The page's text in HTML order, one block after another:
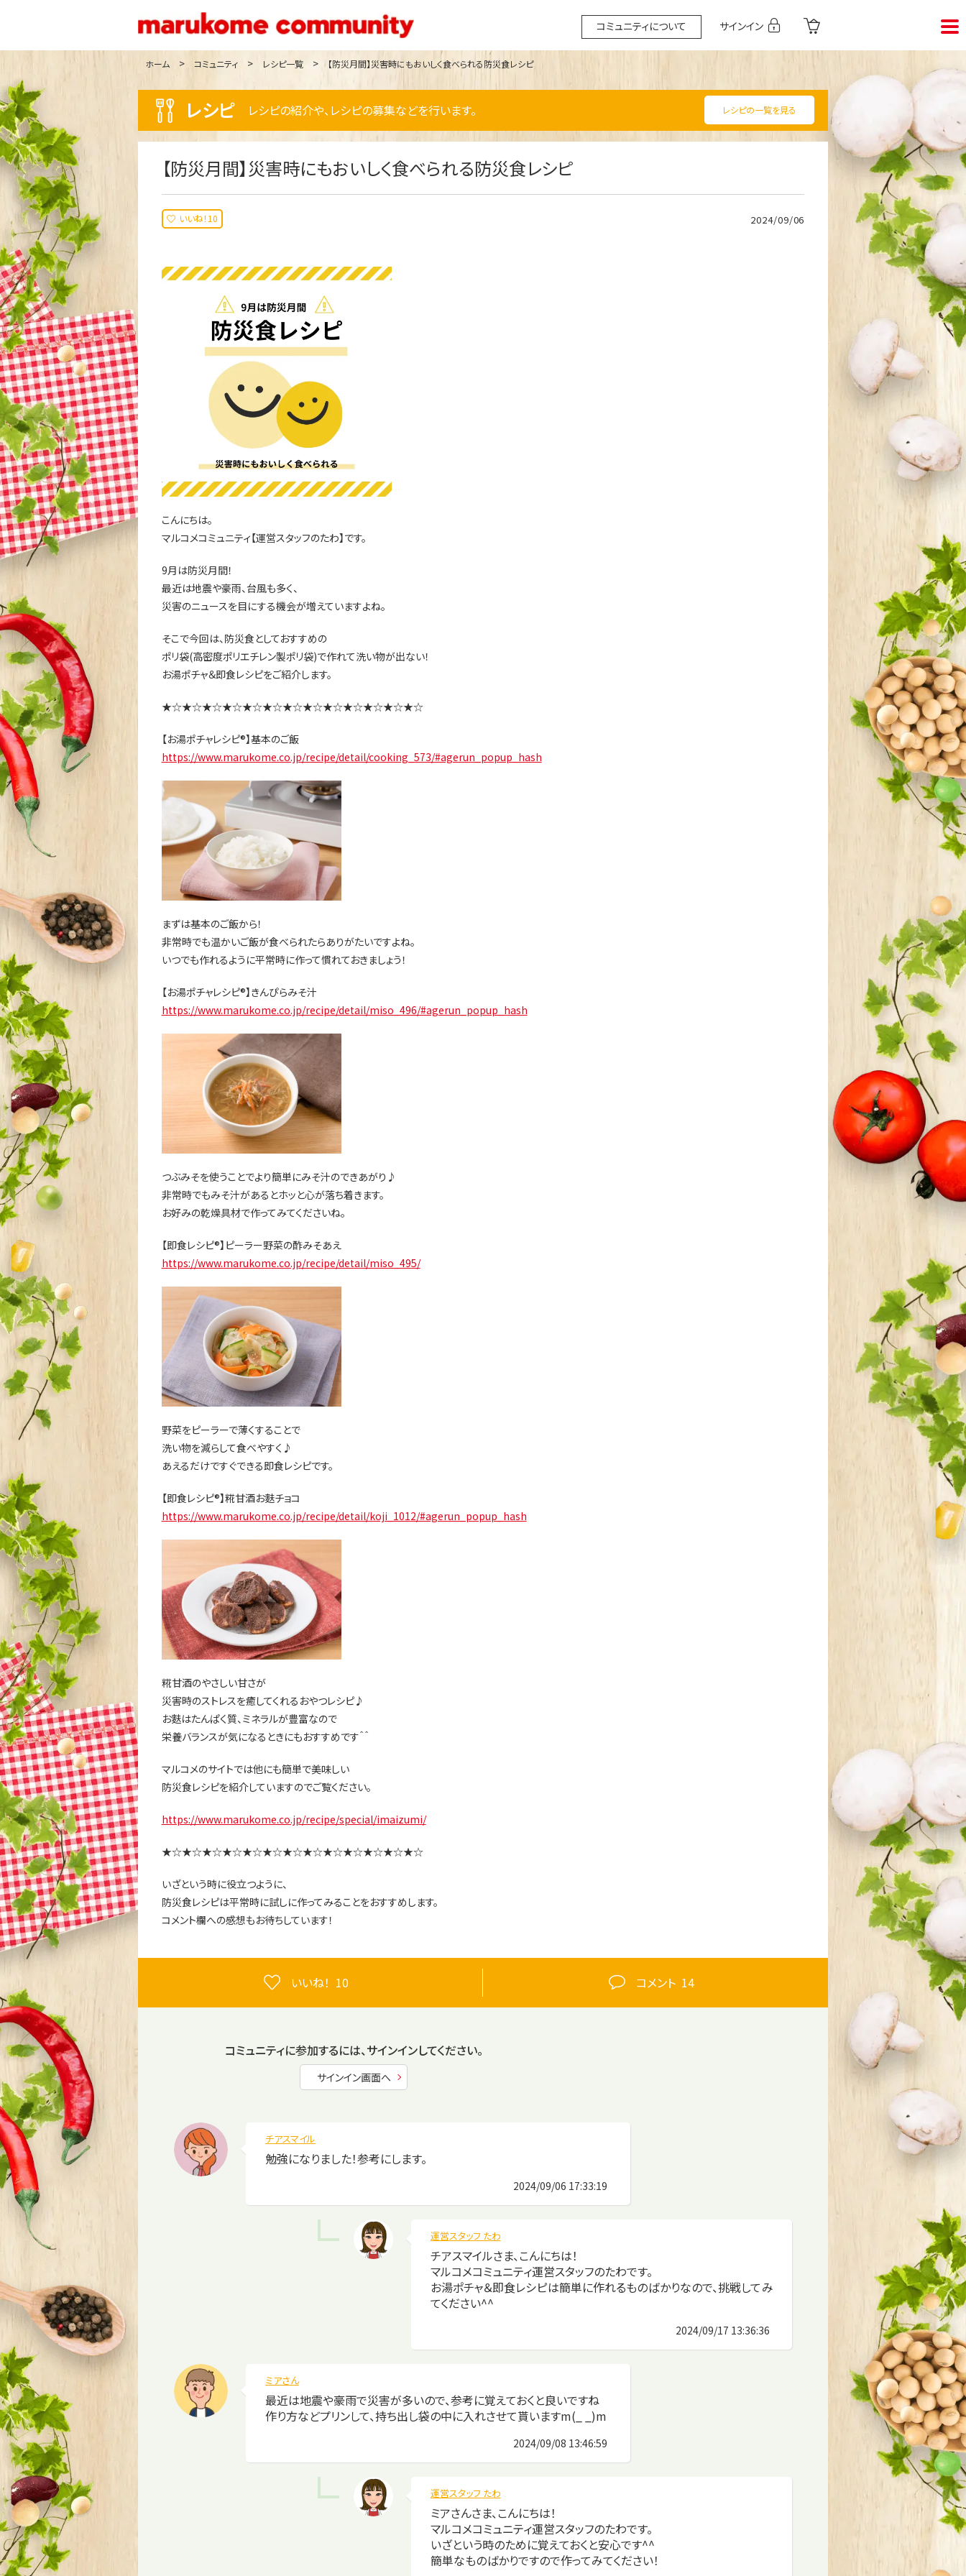
コミュニティについて サインイン
ホーム コミュニティ レシピ一覧 【防災月間】災害時にもおいしく食べられる防災食レシピ
レシピ レシピの紹介や、レシピの募集などを行います。 レシピの一覧を見る
【防災月間】災害時にもおいしく食べられる防災食レシピ
いいね！10 2024/09/06
こんにちは。
マルコメコミュニティ【運営スタッフのたわ】です。
9月は防災月間！
最近は地震や豪雨、台風も多く、
災害のニュースを目にする機会が増えていますよね。
そこで今回は、防災食としておすすめの
ポリ袋(高密度ポリエチレン製ポリ袋)で作れて洗い物が出ない！
お湯ポチャ＆即食レシピをご紹介します。
★☆★☆★☆★☆★☆★☆★☆★☆★☆★☆★☆★☆★☆
【お湯ポチャレシピ®】基本のご飯
https://www.marukome.co.jp/recipe/detail/cooking_573/#agerun_popup_hash
まずは基本のご飯から！
非常時でも温かいご飯が食べられたらありがたいですよね。
いつでも作れるように平常時に作って慣れておきましょう！
【お湯ポチャレシピ®】きんぴらみそ汁
https://www.marukome.co.jp/recipe/detail/miso_496/#agerun_popup_hash
つぶみそを使うことでより簡単にみそ汁のできあがり♪
非常時でもみそ汁があるとホッと心が落ち着きます。
お好みの乾燥具材で作ってみてくださいね。
【即食レシピ®】ピーラー野菜の酢みそあえ
https://www.marukome.co.jp/recipe/detail/miso_495/
野菜をピーラーで薄くすることで
洗い物を減らして食べやすく♪
あえるだけですぐできる即食レシピです。
【即食レシピ®】糀甘酒お麩チョコ
https://www.marukome.co.jp/recipe/detail/koji_1012/#agerun_popup_hash
糀甘酒のやさしい甘さが
災害時のストレスを癒してくれるおやつレシピ♪
お麩はたんぱく質、ミネラルが豊富なので
栄養バランスが気になるときにもおすすめです＾＾
マルコメのサイトでは他にも簡単で美味しい
防災食レシピを紹介していますのでご覧ください。
https://www.marukome.co.jp/recipe/special/imaizumi/
★☆★☆★☆★☆★☆★☆★☆★☆★☆★☆★☆★☆★☆
いざという時に役立つように、
防災食レシピは平常時に試しに作ってみることをおすすめします。
コメント欄への感想もお待ちしています！
いいね！ 10 コメント 14
コミュニティに参加するには、サインインしてください。
サインイン画面へ
チアスマイル
勉強になりました！参考にします。
2024/09/06 17:33:19
運営スタッフ たわ
チアスマイルさま、こんにちは！
マルコメコミュニティ運営スタッフのたわです。
お湯ポチャ＆即食レシピは簡単に作れるものばかりなので、挑戦してみ
てください^^
2024/09/17 13:36:36
ミアさん
最近は地震や豪雨で災害が多いので、参考に覚えておくと良いですね
作り方などプリンして、持ち出し袋の中に入れさせて貰いますm(_ _)m
2024/09/08 13:46:59
運営スタッフ たわ
ミアさんさま、こんにちは！
マルコメコミュニティ運営スタッフのたわです。
いざという時のために覚えておくと安心です^^
簡単なものばかりですので作ってみてください！